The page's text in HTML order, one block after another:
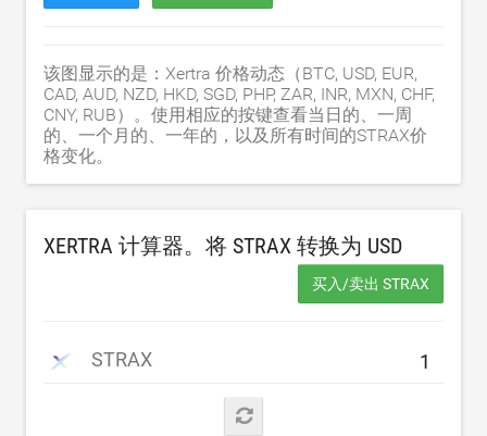
该图显示的是：Xertra 价格动态（BTC, USD, EUR,
CAD, AUD, NZD, HKD, SGD, PHP, ZAR, INR, MXN, CHF,
CNY, RUB）。使用相应的按键查看当日的、一周
的、一个月的、一年的，以及所有时间的STRAX价
格变化。
XERTRA 计算器。将 STRAX 转换为 USD
买入/卖出 STRAX
STRAX